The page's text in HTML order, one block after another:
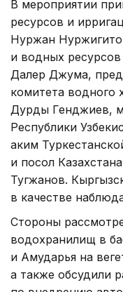
В мероприятии
ресурсов и
Нуржан
и водных
Далер Джума,
комитета водного
Дурды Генджиев,
Республики
аким
и посол
Тугжанов.
в качестве
Стороны
водохранилищ в
и Амударья на
а также обсудили